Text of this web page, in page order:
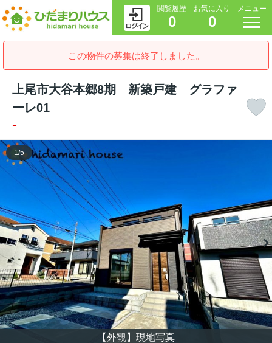
閲覧履歴
0
お気に入り
0
メニュー
この物件の募集は終了しました。
上尾市大谷本郷8期 新築戸建 グラファ
ーレ01
-
【外観】現地写真
1/5